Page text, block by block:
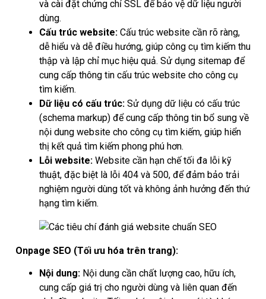
và cài đặt chứng chỉ SSL để bảo vệ dữ liệu người
dùng.
Cấu trúc website: Cấu trúc website cần rõ ràng,
dễ hiểu và dễ điều hướng, giúp công cụ tìm kiếm thu
thập và lập chỉ mục hiệu quả. Sử dụng sitemap để
cung cấp thông tin cấu trúc website cho công cụ
tìm kiếm.
Dữ liệu có cấu trúc: Sử dụng dữ liệu có cấu trúc
(schema markup) để cung cấp thông tin bổ sung về
nội dung website cho công cụ tìm kiếm, giúp hiển
thị kết quả tìm kiếm phong phú hơn.
Lỗi website: Website cần hạn chế tối đa lỗi kỹ
thuật, đặc biệt là lỗi 404 và 500, để đảm bảo trải
nghiệm người dùng tốt và không ảnh hưởng đến thứ
hạng tìm kiếm.
Onpage SEO (Tối ưu hóa trên trang):
Nội dung: Nội dung cần chất lượng cao, hữu ích,
cung cấp giá trị cho người dùng và liên quan đến